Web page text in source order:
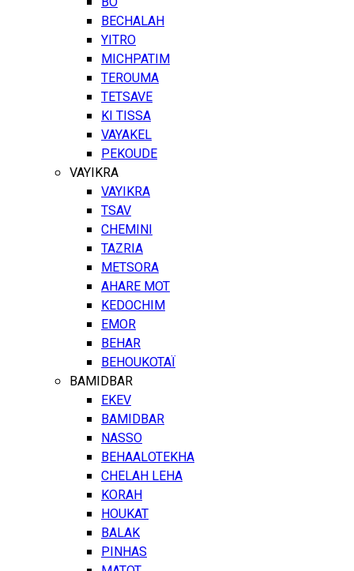
BECHALAH
YITRO
MICHPATIM
TEROUMA
TETSAVE
KI TISSA
VAYAKEL
PEKOUDE
VAYIKRA
VAYIKRA
TSAV
CHEMINI
TAZRIA
METSORA
AHARE MOT
KEDOCHIM
EMOR
BEHAR
BEHOUKOTAÏ
BAMIDBAR
EKEV
BAMIDBAR
NASSO
BEHAALOTEKHA
CHELAH LEHA
KORAH
HOUKAT
BALAK
PINHAS